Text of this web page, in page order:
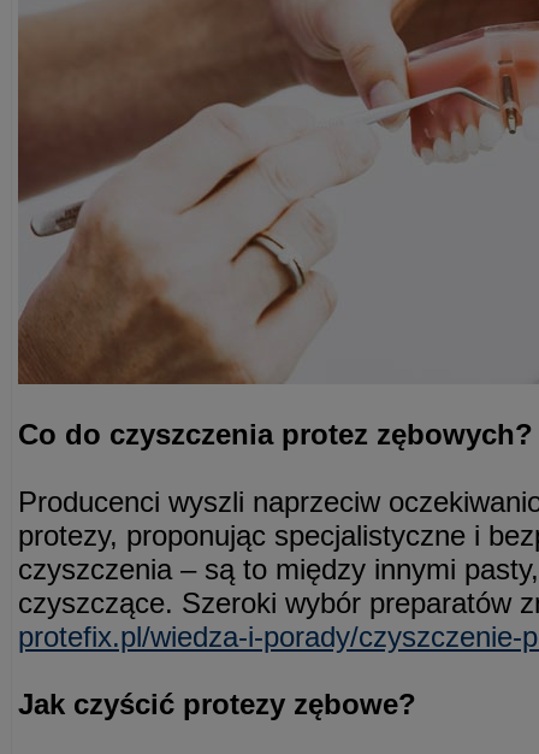
Co do czyszczenia protez zębowych?
Producenci wyszli naprzeciw
protezy, proponując specjalistyczne i
czyszczenia – są to między innymi
czyszczące. Szeroki wybór preparatów
protefix.pl/wiedza-i-porady/czyszczenie-
Jak czyścić protezy zębowe?